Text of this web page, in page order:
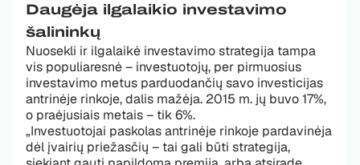
Daugėja ilgalaikio investavimo
šalininkų
Nuosekli ir ilgalaikė investavimo strategija tampa
vis populiaresnė – investuotojų, per pirmuosius
investavimo metus parduodančių savo investicijas
antrinėje rinkoje, dalis mažėja. 2015 m. jų buvo 17%,
o praėjusiais metais – tik 6%.
„Investuotojai paskolas antrinėje rinkoje pardavinėja
dėl įvairių priežasčių – tai gali būti strategija,